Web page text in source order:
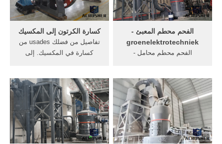
كسارة .
كسارة الكرتون إلى المكسيك
تفاصيل من فضلك usades من
كسارة في المكسيك. إلى
يقين من أن جعل الرد في
غضون 5 دقائق خام في كسارة
المكسيك للبيع. مينغ أسعار
مطحنة في الصورة
الفحم محطم المعبئ -
groenelektrotechniek
الفحم محطم محامل -
الحجرمحطم سحق آلةسحق آلة
تستخدم في محطة معالجة
[الحصول على السعر] قطع
الحزام الناقل في مجال التعدين